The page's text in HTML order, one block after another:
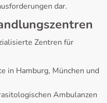
dar.
Zentren für
in Hamburg, München und
Ambulanzen